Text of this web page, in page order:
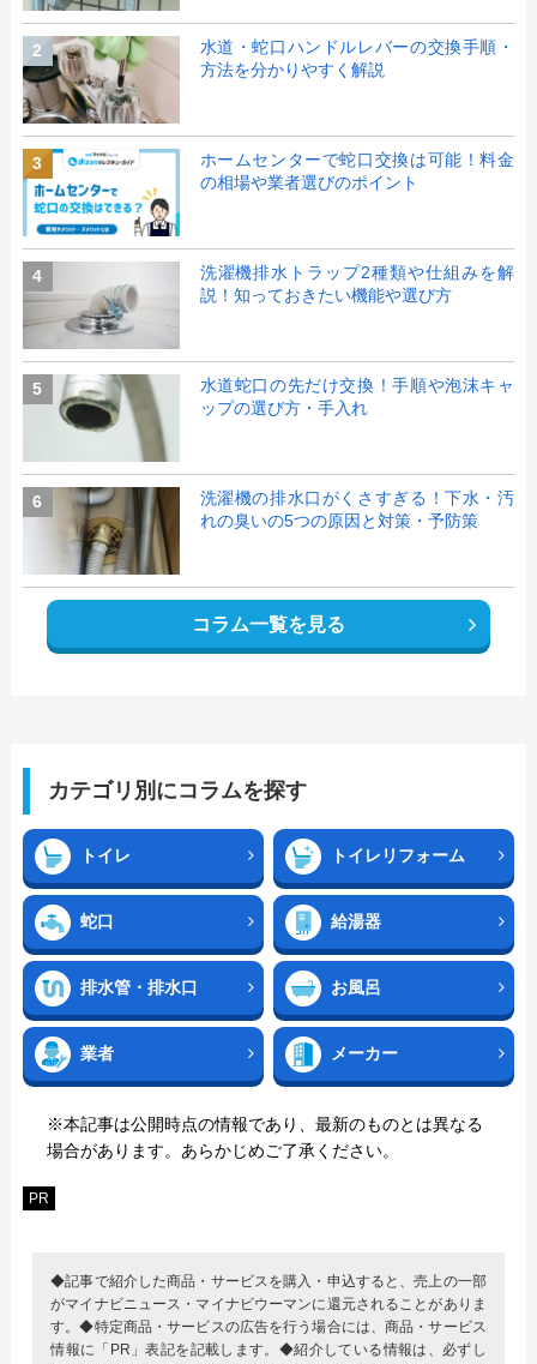
2
水道・蛇口ハンドルレバーの交換手順・
方法を分かりやすく解説
3
ホームセンターで蛇口交換は可能！料金
の相場や業者選びのポイント
4
洗濯機排水トラップ2種類や仕組みを解
説！知っておきたい機能や選び方
5
水道蛇口の先だけ交換！手順や泡沫キャ
ップの選び方・手入れ
6
洗濯機の排水口がくさすぎる！下水・汚
れの臭いの5つの原因と対策・予防策
コラム一覧を見る
カテゴリ別にコラムを探す
トイレ トイレリフォーム
蛇口 給湯器
排水管・排水口 お風呂
業者 メーカー
※本記事は公開時点の情報であり、最新のものとは異なる
場合があります。あらかじめご了承ください。
PR
◆記事で紹介した商品・サービスを購入・申込すると、売上の一部
がマイナビニュース・マイナビウーマンに還元されることがありま
す。◆特定商品・サービスの広告を行う場合には、商品・サービス
情報に「PR」表記を記載します。◆紹介している情報は、必ずし